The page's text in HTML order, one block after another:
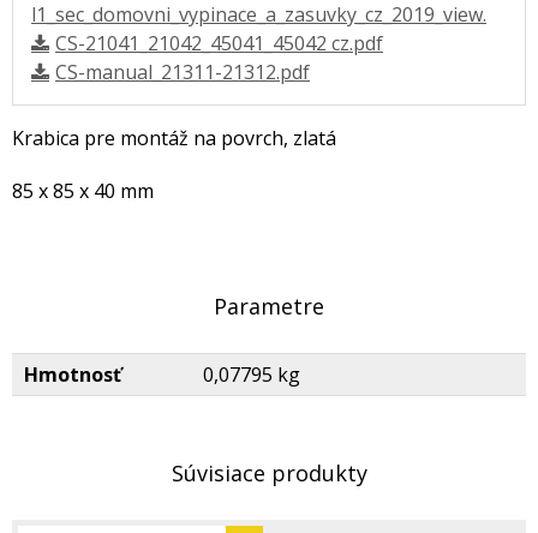
l1_sec_domovni_vypinace_a_zasuvky_cz_2019_view.
CS-21041_21042_45041_45042 cz.pdf
CS-manual_21311-21312.pdf
Krabica pre montáž na povrch, zlatá
85 x 85 x 40 mm
Parametre
Hmotnosť 0,07795 kg
Súvisiace produkty